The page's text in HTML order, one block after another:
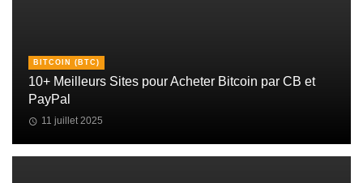
BITCOIN (BTC)
10+ Meilleurs Sites pour Acheter Bitcoin par CB et
PayPal
11 juillet 2025